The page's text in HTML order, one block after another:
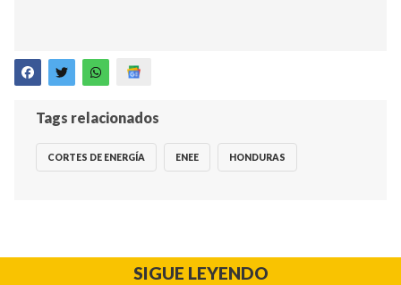
Tags relacionados
CORTES DE ENERGÍA ENEE HONDURAS
SIGUE LEYENDO